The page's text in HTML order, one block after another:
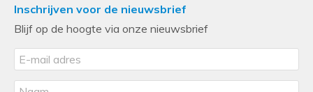
Inschrijven voor de nieuwsbrief
Blijf op de hoogte via onze nieuwsbrief